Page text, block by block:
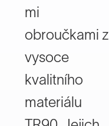
mi
obroučkami z
vysoce
kvalitního
materiálu